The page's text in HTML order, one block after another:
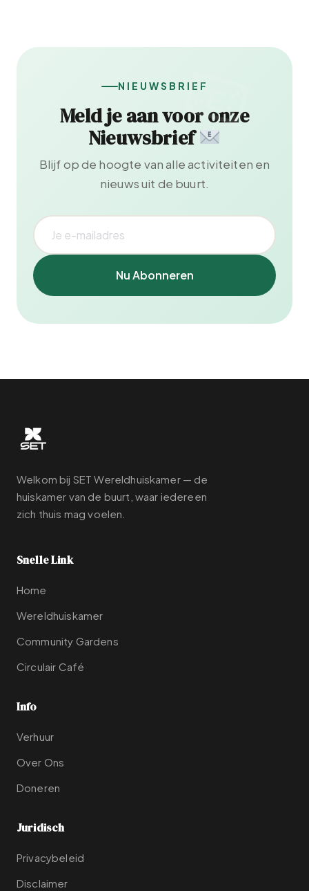
NIEUWSBRIEF
Meld je aan voor onze
Nieuwsbrief
Blijf op de hoogte van alle activiteiten en
nieuws uit de buurt.
Nu Abonneren
Welkom bij SET Wereldhuiskamer — de
huiskamer van de buurt, waar iedereen
zich thuis mag voelen.
Snelle Link
Home
Wereldhuiskamer
Community Gardens
Circulair Café
Info
Verhuur
Over Ons
Doneren
Juridisch
Privacybeleid
Disclaimer